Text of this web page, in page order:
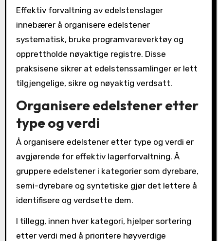
Effektiv forvaltning av edelstenslager
innebærer å organisere edelstener
systematisk, bruke programvareverktøy og
opprettholde nøyaktige registre. Disse
praksisene sikrer at edelstenssamlinger er lett
tilgjengelige, sikre og nøyaktig verdsatt.
Organisere edelstener etter
type og verdi
Å organisere edelstener etter type og verdi er
avgjørende for effektiv lagerforvaltning. Å
gruppere edelstener i kategorier som dyrebare,
semi-dyrebare og syntetiske gjør det lettere å
identifisere og verdsette dem.
I tillegg, innen hver kategori, hjelper sortering
etter verdi med å prioritere høyverdige